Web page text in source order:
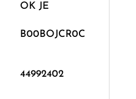
OK JE
B00BOJCR0C
44992402